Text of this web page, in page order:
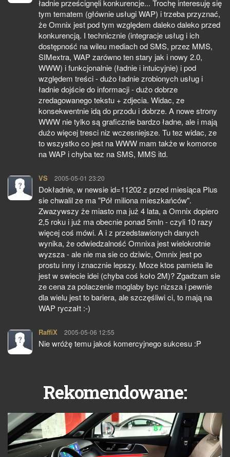
ładnie prześcignęli konkurencje... Trochę interesuję się
tym tematem (głównie usługi WAP) i trzeba przyznać,
że Omnix jest pod tym względem daleko daleko przed
konkurencją. I technicznie (integracje usług i ich
dostępność na wileu mediach od SMS, przez MMS,
SIMextra, WAP zarówno ten stary jak i nowy 2.0,
WWW) i funkcjonalnie (ładnie i intuicyjnie) i pod
względem treści - dużo ładnie zrobionych usług i
ładnie dojście do informacji - dużo dobrze
zredagowanego tekstu + zdjecia. Widac, ze
konsekwentnie idą do przodu i dobrze. A nowe strony
WWW nie tylko są graficznie bardzo ładne, ale i mają
dużo więcej tresci niz wczesniejsze. Tu tez widac, ze
to wszystko co jest na WWW mam także w komorce
na WAP i chyba tez na SMS, MMS itd.
VS pisze:
2005-05-01 23:20
Dokładnie, w newsie id=11202 z przed miesiąca Plus
sie chwalil ze ma "Pół miliona mieszkańców".
Zwazywszy że miasto ma już 4 lata, a Omnix dopiero
2,5 roku i już ma obecnie ponad 5mln - czyli 10 razy
więcej coś mówi. A i z przedstawionych danych
wynika, że odwiedzalność Omnixa jest wielokrotnie
wyzsza - ale nie ma sie co dziwic, Omnix jest po
prostu inny i znacznie lepszy. Moze ktos pamieta ile
jest w swiecie idei (chyba coś koło 2M)? Zgadzam sie
ze cena za polaczenie moglaby byc nizsza i pewnie
dla wielu jest to bariera, ale szczęśliwi ci, to mają na
WAP ryczałt :-)
RaffiX pisze:
2005-05-06 12:55
Nie wróżę temu jakoś komercyjnego sukcesu :P
Rekomendowane: